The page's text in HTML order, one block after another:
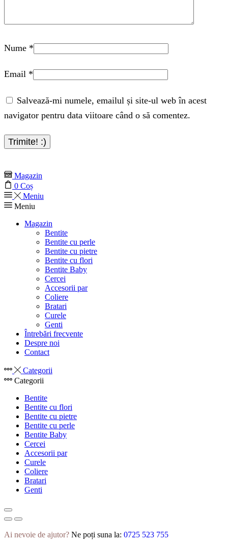
Nume *
Email *
Salvează-mi numele, emailul și site-ul web în acest
navigator pentru data viitoare când o să comentez.
Magazin
0 Coș
Meniu
Meniu
Magazin
Bentite
Bentite cu perle
Bentite cu pietre
Bentite cu flori
Bentite Baby
Cercei
Accesorii par
Coliere
Bratari
Curele
Genti
Întrebări frecvente
Despre noi
Contact
Categorii
Categorii
Bentite
Bentite cu flori
Bentite cu pietre
Bentite cu perle
Bentite Baby
Cercei
Accesorii par
Curele
Coliere
Bratari
Genti
Ai nevoie de ajutor? Ne poți suna la: 0725 523 755